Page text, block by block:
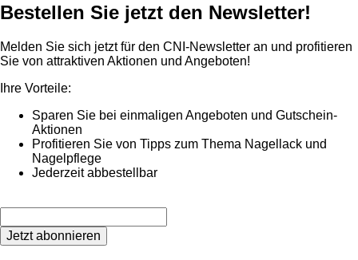
Bestellen Sie jetzt den Newsletter!
Melden Sie sich jetzt für den CNI-Newsletter an und profitieren
Sie von attraktiven Aktionen und Angeboten!
Ihre Vorteile:
Sparen Sie bei einmaligen Angeboten und Gutschein-
Aktionen
Profitieren Sie von Tipps zum Thema Nagellack und
Nagelpflege
Jederzeit abbestellbar
Jetzt abonnieren